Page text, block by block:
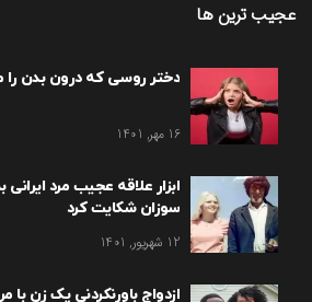
عجیب ترین ها
دختر روسی که درون بدن را
16 مهر, 1401
ابزار علاقه عجیب مرد
سوزان شکایت کرد
12 شهریور, 1401
ازدواج باورنکردنی یک زن با